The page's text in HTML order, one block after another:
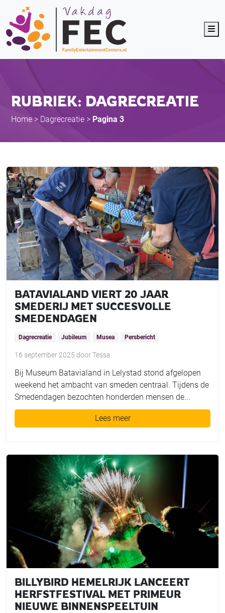
RUBRIEK: DAGRECREATIE
Home > Dagrecreatie > Pagina 3
BATAVIALAND VIERT 20 JAAR
SMEDERIJ MET SUCCESVOLLE
SMEDENDAGEN
Dagrecreatie Jubileum Musea Persbericht
16 september 2025 doorTessa
Bij Museum Batavialand in Lelystad stond afgelopen
weekend het ambacht van smeden centraal. Tijdens de
Smedendagen bezochten honderden mensen de...
Lees meer
BILLYBIRD HEMELRIJK LANCEERT
HERFSTFESTIVAL MET PRIMEUR
NIEUWE BINNENSPEELTUIN